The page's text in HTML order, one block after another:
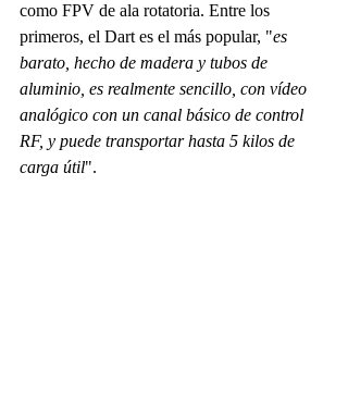
como FPV de ala rotatoria. Entre los
primeros, el Dart es el más popular, "es
barato, hecho de madera y tubos de
aluminio, es realmente sencillo, con vídeo
analógico con un canal básico de control
RF, y puede transportar hasta 5 kilos de
carga útil".